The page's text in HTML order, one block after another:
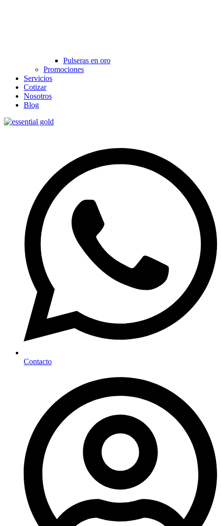
Pulseras en oro
Promociones
Servicios
Cotizar
Nosotros
Blog
Contacto